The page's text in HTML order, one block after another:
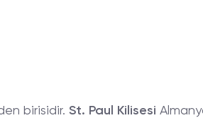
birisidir. St. Paul Kilisesi